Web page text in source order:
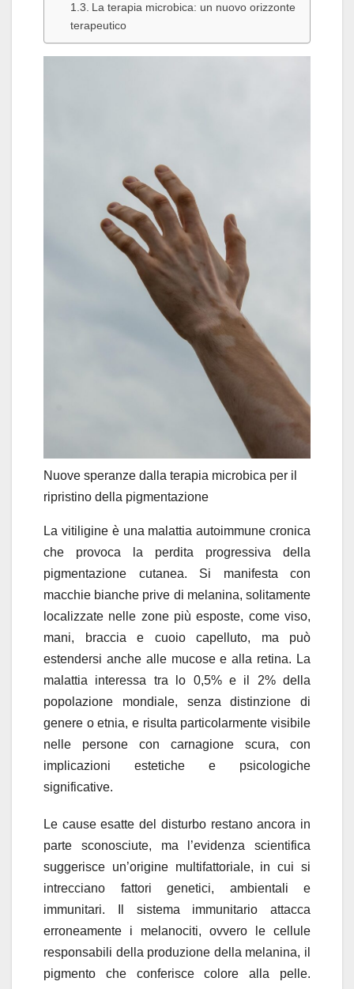
La terapia microbica: un nuovo orizzonte
terapeutico
Nuove speranze dalla terapia microbica per il
ripristino della pigmentazione
La vitiligine è una malattia autoimmune cronica
che provoca la perdita progressiva della
pigmentazione cutanea. Si manifesta con
macchie bianche prive di melanina, solitamente
localizzate nelle zone più esposte, come viso,
mani, braccia e cuoio capelluto, ma può
estendersi anche alle mucose e alla retina. La
malattia interessa tra lo 0,5% e il 2% della
popolazione mondiale, senza distinzione di
genere o etnia, e risulta particolarmente visibile
nelle persone con carnagione scura, con
implicazioni estetiche e psicologiche
significative.
Le cause esatte del disturbo restano ancora in
parte sconosciute, ma l’evidenza scientifica
suggerisce un’origine multifattoriale, in cui si
intrecciano fattori genetici, ambientali e
immunitari. Il sistema immunitario attacca
erroneamente i melanociti, ovvero le cellule
responsabili della produzione della melanina, il
pigmento che conferisce colore alla pelle.